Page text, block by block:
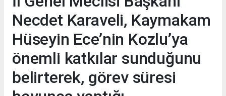
Necdet Karaveli, Kaymakam
Hüseyin Ece’nin Kozlu’ya
önemli katkılar sunduğunu
belirterek, görev süresi